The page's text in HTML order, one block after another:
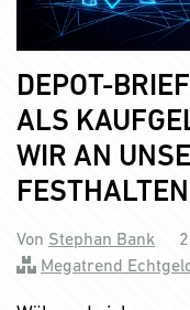
DEPOT-
ALS
WIR AN
Von Stephan Bank
Megatrend